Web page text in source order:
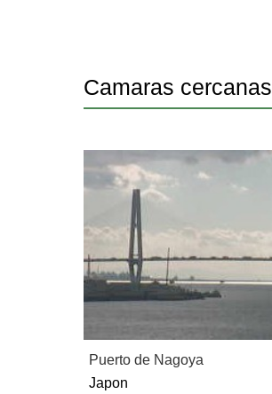
Camaras cercanas
Puerto de Nagoya
Japon